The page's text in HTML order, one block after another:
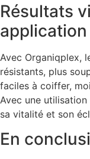
Résultats
application
Avec Organiqplex,
résistants, plus
faciles à coiffer,
Avec une
sa vitalité et son
En